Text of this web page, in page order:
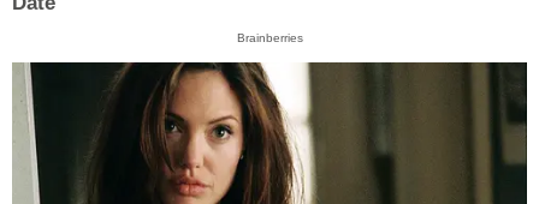
Brainberries